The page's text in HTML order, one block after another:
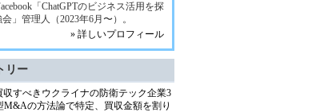
「ChatGPTのビジネス活用を探
」管理人（2023年6月〜）。
» 詳しいプロフィール
リー
収すべきウクライナの防衛テック企業3
M&Aの方法論で特定、買収金額を割り